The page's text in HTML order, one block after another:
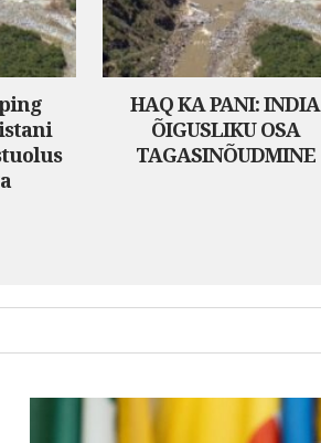
HAQ KA PANI: INDIA
ÕIGUSLIKU OSA
TAGASINÕUDMINE